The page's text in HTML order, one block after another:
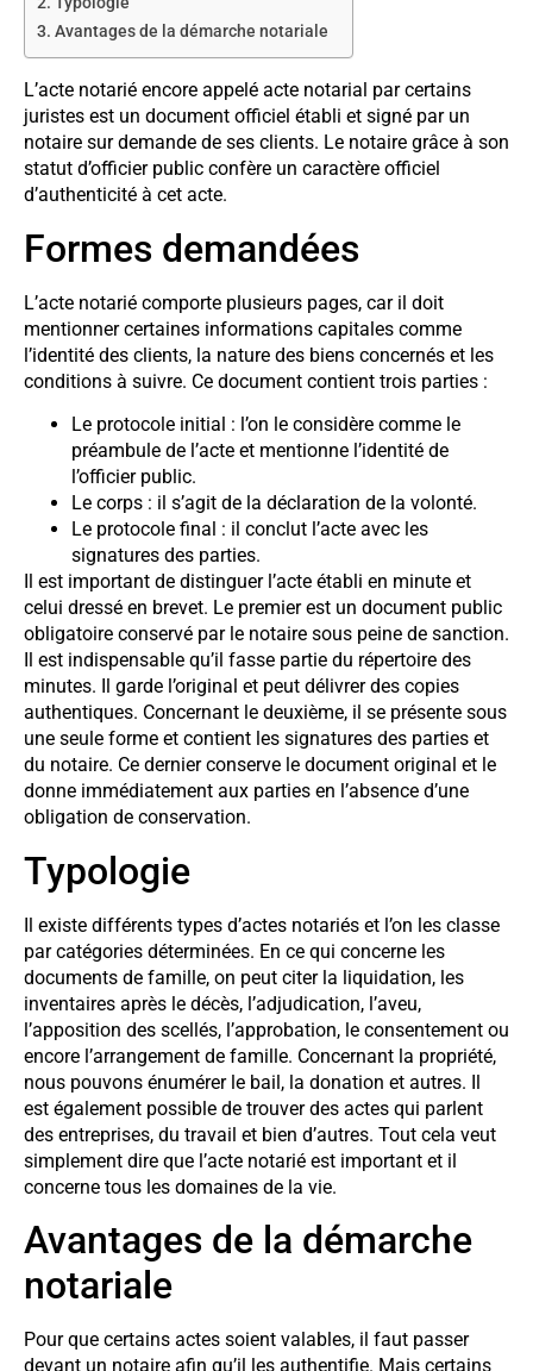
Avantages de la démarche notariale
L’acte notarié encore appelé acte notarial par certains
juristes est un document officiel établi et signé par un
notaire sur demande de ses clients. Le notaire grâce à son
statut d’officier public confère un caractère officiel
d’authenticité à cet acte.
Formes demandées
L’acte notarié comporte plusieurs pages, car il doit
mentionner certaines informations capitales comme
l’identité des clients, la nature des biens concernés et les
conditions à suivre. Ce document contient trois parties :
Le protocole initial : l’on le considère comme le
préambule de l’acte et mentionne l’identité de
l’officier public.
Le corps : il s’agit de la déclaration de la volonté.
Le protocole final : il conclut l’acte avec les
signatures des parties.
Il est important de distinguer l’acte établi en minute et
celui dressé en brevet. Le premier est un document public
obligatoire conservé par le notaire sous peine de sanction.
Il est indispensable qu’il fasse partie du répertoire des
minutes. Il garde l’original et peut délivrer des copies
authentiques. Concernant le deuxième, il se présente sous
une seule forme et contient les signatures des parties et
du notaire. Ce dernier conserve le document original et le
donne immédiatement aux parties en l’absence d’une
obligation de conservation.
Typologie
Il existe différents types d’actes notariés et l’on les classe
par catégories déterminées. En ce qui concerne les
documents de famille, on peut citer la liquidation, les
inventaires après le décès, l’adjudication, l’aveu,
l’apposition des scellés, l’approbation, le consentement ou
encore l’arrangement de famille. Concernant la propriété,
nous pouvons énumérer le bail, la donation et autres. Il
est également possible de trouver des actes qui parlent
des entreprises, du travail et bien d’autres. Tout cela veut
simplement dire que l’acte notarié est important et il
concerne tous les domaines de la vie.
Avantages de la démarche
notariale
Pour que certains actes soient valables, il faut passer
devant un notaire afin qu’il les authentifie. Mais certains